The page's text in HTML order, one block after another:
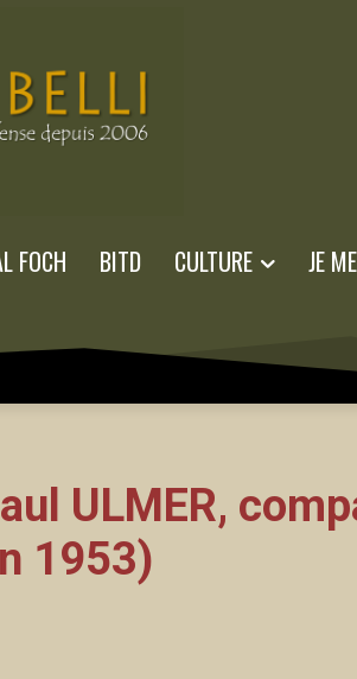
FOCH BITD CULTURE JE
ULMER,
1953)